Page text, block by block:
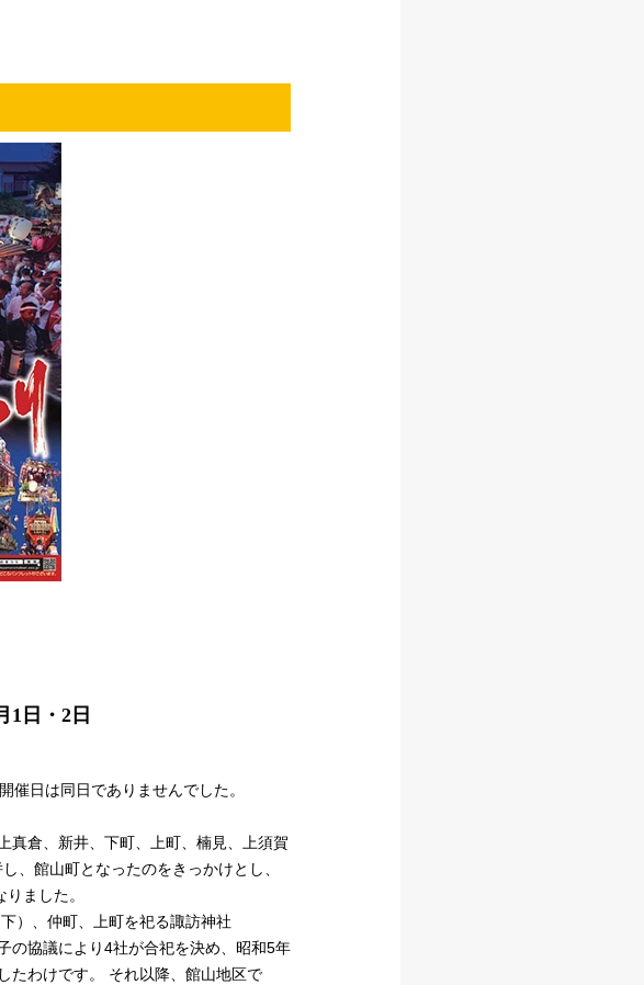
1日・2日
催日は同日でありませんでした。
真倉、新井、下町、上町、楠見、上須賀
、館山町となったのをきっかけとし、
ました。
）、仲町、上町を祀る諏訪神社
の協議により4社が合祀を決め、昭和5年
たわけです。 それ以降、館山地区で